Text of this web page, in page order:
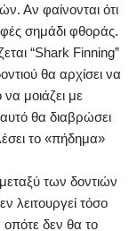
Αν φαίνονται ότι
σημάδι φθοράς.
“Shark Finning”
θα αρχίσει να
μοιάζει με
θα διαβρώσει
το «πήδημα»
των δοντιών
λειτουργεί τόσο
οπότε δεν θα το